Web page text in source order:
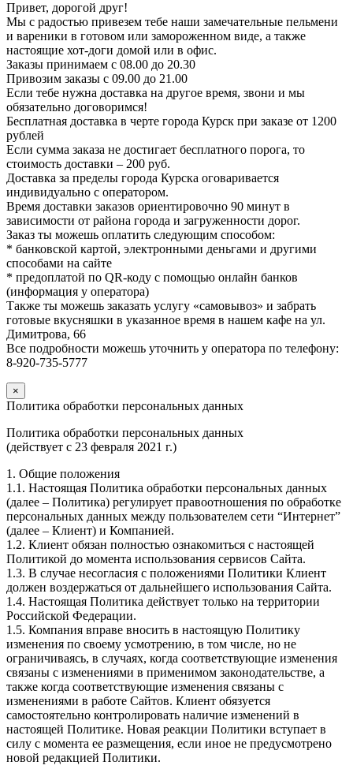
Привет, дорогой друг!
Мы с радостью привезем тебе наши замечательные пельмени
и вареники в готовом или замороженном виде, а также
настоящие хот-доги домой или в офис.
Заказы принимаем с 08.00 до 20.30
Привозим заказы с 09.00 до 21.00
Если тебе нужна доставка на другое время, звони и мы
обязательно договоримся!
Бесплатная доставка в черте города Курск при заказе от 1200
рублей
Если сумма заказа не достигает бесплатного порога, то
стоимость доставки – 200 руб.
Доставка за пределы города Курска оговаривается
индивидуально с оператором.
Время доставки заказов ориентировочно 90 минут в
зависимости от района города и загруженности дорог.
Заказ ты можешь оплатить следующим способом:
* банковской картой, электронными деньгами и другими
способами на сайте
* предоплатой по QR-коду с помощью онлайн банков
(информация у оператора)
Также ты можешь заказать услугу «самовывоз» и забрать
готовые вкусняшки в указанное время в нашем кафе на ул.
Димитрова, 66
Все подробности можешь уточнить у оператора по телефону:
8-920-735-5777
×
Политика обработки персональных данных
Политика обработки персональных данных
(действует с 23 февраля 2021 г.)
1. Общие положения
1.1. Настоящая Политика обработки персональных данных
(далее – Политика) регулирует правоотношения по обработке
персональных данных между пользователем сети “Интернет”
(далее – Клиент) и Компанией.
1.2. Клиент обязан полностью ознакомиться с настоящей
Политикой до момента использования сервисов Сайта.
1.3. В случае несогласия с положениями Политики Клиент
должен воздержаться от дальнейшего использования Сайта.
1.4. Настоящая Политика действует только на территории
Российской Федерации.
1.5. Компания вправе вносить в настоящую Политику
изменения по своему усмотрению, в том числе, но не
ограничиваясь, в случаях, когда соответствующие изменения
связаны с изменениями в применимом законодательстве, а
также когда соответствующие изменения связаны с
изменениями в работе Сайтов. Клиент обязуется
самостоятельно контролировать наличие изменений в
настоящей Политике. Новая реакции Политики вступает в
силу с момента ее размещения, если иное не предусмотрено
новой редакцией Политики.